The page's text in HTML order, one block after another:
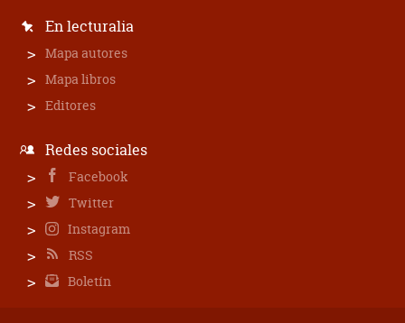
En lecturalia
Mapa autores
Mapa libros
Editores
Redes sociales
Facebook
Twitter
Instagram
RSS
Boletín